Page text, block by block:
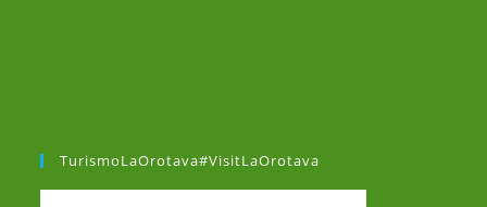
TurismoLaOrotava#VisitLaOrotava